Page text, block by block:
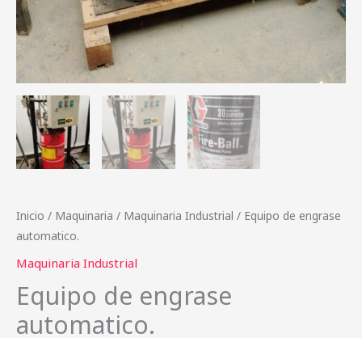
Inicio / Maquinaria / Maquinaria Industrial / Equipo de engrase
automatico.
Maquinaria Industrial
Equipo de engrase
automatico.